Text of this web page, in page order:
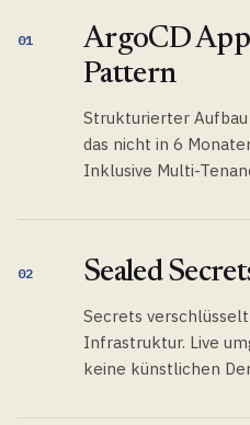
01
ArgoCD
Pattern
Strukturierter
das nicht in 6
Inklusive Multi-
02 Sealed
Secrets
Infrastruktur. Live
keine künstlichen